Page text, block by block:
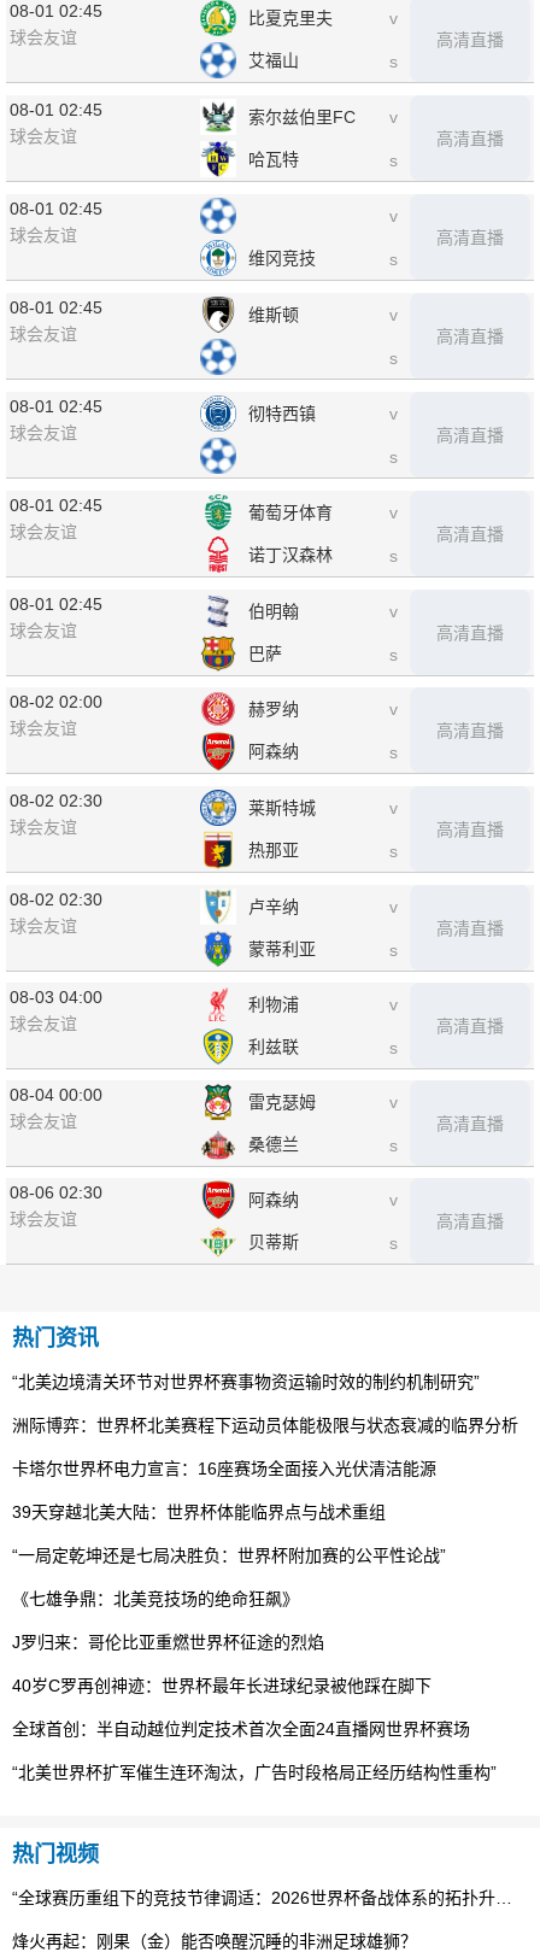
08-01 02:45
球会友谊
比夏克里夫
艾福山
v
s
高清直播
08-01 02:45
球会友谊
索尔兹伯里FC
哈瓦特
v
s
高清直播
08-01 02:45
球会友谊
维冈竞技
v
s
高清直播
08-01 02:45
球会友谊
维斯顿 v
s
高清直播
08-01 02:45
球会友谊
彻特西镇 v
s
高清直播
08-01 02:45
球会友谊
葡萄牙体育
诺丁汉森林
v
s
高清直播
08-01 02:45
球会友谊
伯明翰
巴萨
v
s
高清直播
08-02 02:00
球会友谊
赫罗纳
阿森纳
v
s
高清直播
08-02 02:30
球会友谊
莱斯特城
热那亚
v
s
高清直播
08-02 02:30
球会友谊
卢辛纳
蒙蒂利亚
v
s
高清直播
08-03 04:00
球会友谊
利物浦
利兹联
v
s
高清直播
08-04 00:00
球会友谊
雷克瑟姆
桑德兰
v
s
高清直播
08-06 02:30
球会友谊
阿森纳
贝蒂斯
v
s
高清直播
热门资讯
“北美边境清关环节对世界杯赛事物资运输时效的制约机制研究”
洲际博弈：世界杯北美赛程下运动员体能极限与状态衰减的临界分析
卡塔尔世界杯电力宣言：16座赛场全面接入光伏清洁能源
39天穿越北美大陆：世界杯体能临界点与战术重组
“一局定乾坤还是七局决胜负：世界杯附加赛的公平性论战”
《七雄争鼎：北美竞技场的绝命狂飙》
J罗归来：哥伦比亚重燃世界杯征途的烈焰
40岁C罗再创神迹：世界杯最年长进球纪录被他踩在脚下
全球首创：半自动越位判定技术首次全面24直播网世界杯赛场
“北美世界杯扩军催生连环淘汰，广告时段格局正经历结构性重构”
热门视频
烽火再起：刚果（金）能否唤醒沉睡的非洲足球雄狮？